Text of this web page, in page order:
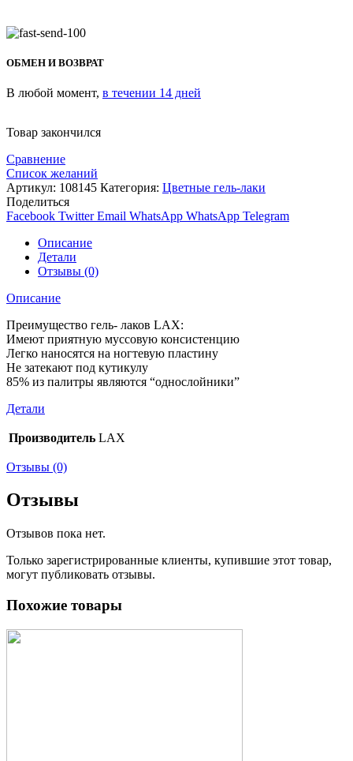
ОБМЕН И ВОЗВРАТ
В любой момент, в течении 14 дней
Товар закончился
Сравнение
Список желаний
Артикул: 108145 Категория: Цветные гель-лаки
Поделиться
Facebook Twitter Email WhatsApp WhatsApp Telegram
Описание
Детали
Отзывы (0)
Описание
Преимущество гель- лаков LAX:
Имеют приятную муссовую консистенцию
Легко наносятся на ногтевую пластину
Не затекают под кутикулу
85% из палитры являются “однослойники”
Детали
Производитель LAX
Отзывы (0)
Отзывы
Отзывов пока нет.
Только зарегистрированные клиенты, купившие этот товар,
могут публиковать отзывы.
Похожие товары